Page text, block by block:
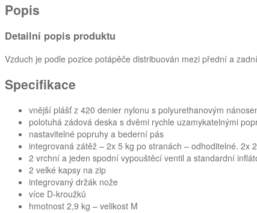
Popis
Detailní popis produktu
Vzduch je podle pozice potápěče distribuován mezi přední a
Specifikace
vnější plášť z 420 denier nylonu s polyurethanovým
polotuhá zádová deska s dvěmi rychle uzamykatelnými
nastavitelné popruhy a bederní pás
integrovaná zátěž – 2x 5 kg po stranách – odhoditelné. 2x
2 vrchní a jeden spodní vypouštěcí ventil a standardní
2 velké kapsy na zip
integrovaný držák nože
více D-kroužků
hmotnost 2,9 kg – velikost M